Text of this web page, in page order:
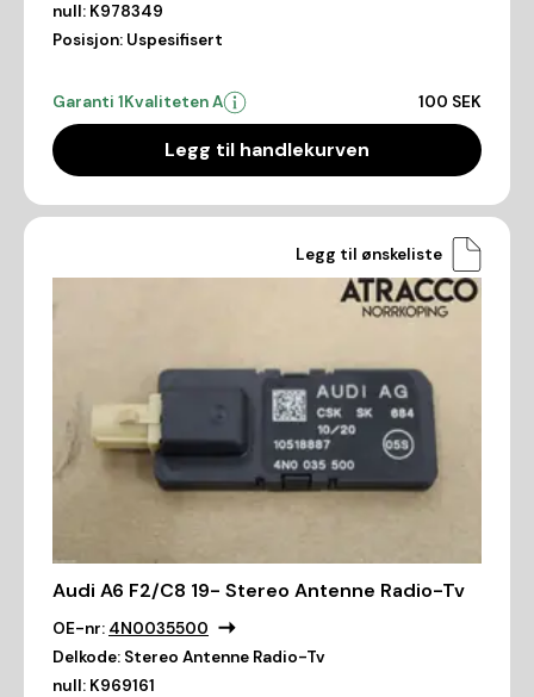
null: K978349
Posisjon: Uspesifisert
Garanti 1Kvaliteten A 100 SEK
Legg til handlekurven
Legg til ønskeliste
Audi A6 F2/C8 19- Stereo Antenne Radio-Tv
OE-nr: 4N0035500
Delkode: Stereo Antenne Radio-Tv
null: K969161